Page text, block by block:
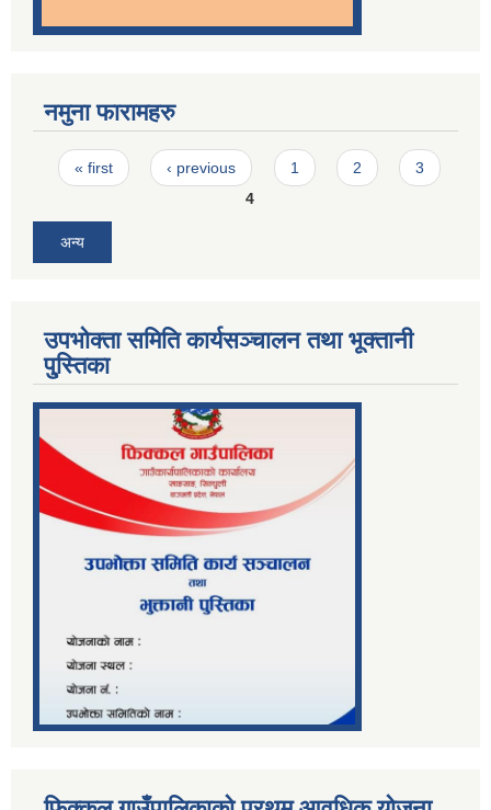
नमुना फारामहरु
Pages
« first ‹ previous 1 2
3
4
अन्य
उपभोक्ता समिति कार्यसञ्चालन तथा भूक्तानी
पु्स्तिका